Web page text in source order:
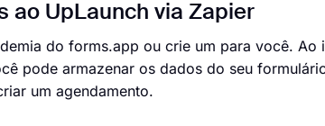
ao UpLaunch via Zapier
do forms.app ou crie um para você. Ao
pode armazenar os dados do seu
um agendamento.